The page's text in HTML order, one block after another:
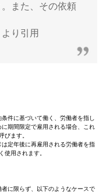
また、その依頼
り引用
件に基づいて働く、労働者を指し
期間限定で雇用される場合、これ
びます。
定年後に再雇用される労働者を指
使用されます。
者に限らず、以下のようなケースで